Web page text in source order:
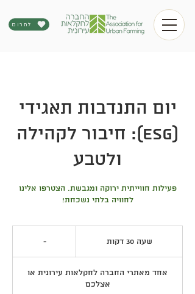
לתרום
יום התנדבות תאגידי
(ESG): חיבור לקהילה
ולטבע
פעילות חווייתית ירוקה ומגבשת. הצטרפו אלינו
לחוויה בלתי נשכחת!
שעה 30 דקות
0
ד
-
אחד מאתרי החברה לחקלאות עירונית או
אצלכם